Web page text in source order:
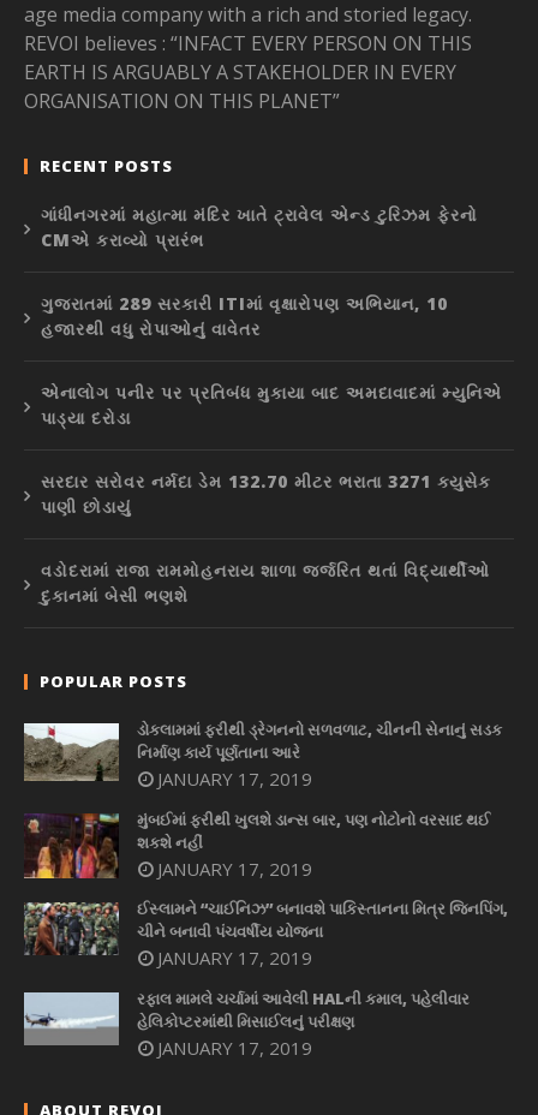
age media company with a rich and storied legacy.
REVOI believes : “INFACT EVERY PERSON ON THIS
EARTH IS ARGUABLY A STAKEHOLDER IN EVERY
ORGANISATION ON THIS PLANET”
RECENT POSTS
ગાંધીનગરમાં મહાત્મા મંદિર ખાતે ટ્રાવેલ એન્ડ ટુરિઝમ ફેરનો
CMએ કરાવ્યો પ્રારંભ
ગુજરાતમાં 289 સરકારી ITIમાં વૃક્ષારોપણ અભિયાન, 10
હજારથી વધુ રોપાઓનું વાવેતર
એનાલોગ પનીર પર પ્રતિબંધ મુકાયા બાદ અમદાવાદમાં મ્યુનિએ
પાડ્યા દરોડા
સરદાર સરોવર નર્મદા ડેમ 132.70 મીટર ભરાતા 3271 ક્યુસેક
પાણી છોડાયું
વડોદરામાં રાજા રામમોહનરાય શાળા જર્જરિત થતાં વિદ્યાર્થીઓ
દુકાનમાં બેસી ભણશે
POPULAR POSTS
ડોકલામમાં ફરીથી ડ્રેગનનો સળવળાટ, ચીનની સેનાનું સડક
નિર્માણ કાર્ય પૂર્ણતાના આરે
JANUARY 17, 2019
મુંબઈમાં ફરીથી ખુલશે ડાન્સ બાર, પણ નોટોનો વરસાદ થઈ
શકશે નહીં
JANUARY 17, 2019
ઈસ્લામને “ચાઈનિઝ” બનાવશે પાકિસ્તાનના મિત્ર જિનપિંગ,
ચીને બનાવી પંચવર્ષીય યોજના
JANUARY 17, 2019
રફાલ મામલે ચર્ચામાં આવેલી HALની કમાલ, પહેલીવાર
હેલિકોપ્ટરમાંથી મિસાઈલનું પરીક્ષણ
JANUARY 17, 2019
ABOUT REVOI